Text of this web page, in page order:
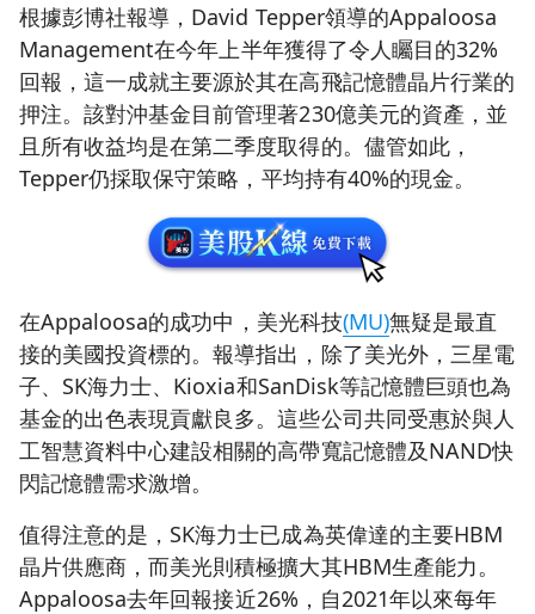
根據彭博社報導，David Tepper領導的Appaloosa
Management在今年上半年獲得了令人矚目的32%
回報，這一成就主要源於其在高飛記憶體晶片行業的
押注。該對沖基金目前管理著230億美元的資產，並
且所有收益均是在第二季度取得的。儘管如此，
Tepper仍採取保守策略，平均持有40%的現金。
在Appaloosa的成功中，美光科技(MU)無疑是最直
接的美國投資標的。報導指出，除了美光外，三星電
子、SK海力士、Kioxia和SanDisk等記憶體巨頭也為
基金的出色表現貢獻良多。這些公司共同受惠於與人
工智慧資料中心建設相關的高帶寬記憶體及NAND快
閃記憶體需求激增。
值得注意的是，SK海力士已成為英偉達的主要HBM
晶片供應商，而美光則積極擴大其HBM生產能力。
Appaloosa去年回報接近26%，自2021年以來每年